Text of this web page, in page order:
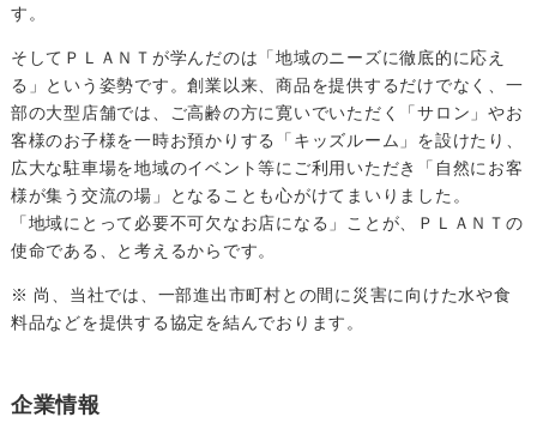
す。
そしてＰＬＡＮＴが学んだのは「地域のニーズに徹底的に応え
る」という姿勢です。創業以来、商品を提供するだけでなく、一
部の大型店舗では、ご高齢の方に寛いでいただく「サロン」やお
客様のお子様を一時お預かりする「キッズルーム」を設けたり、
広大な駐車場を地域のイベント等にご利用いただき「自然にお客
様が集う交流の場」となることも心がけてまいりました。
「地域にとって必要不可欠なお店になる」ことが、ＰＬＡＮＴの
使命である、と考えるからです。
※ 尚、当社では、一部進出市町村との間に災害に向けた水や食
料品などを提供する協定を結んでおります。
企業情報